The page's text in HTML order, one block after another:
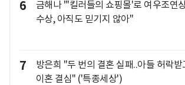
6
금해나 "'킬러들의 쇼핑몰'로 여우조연
수상, 아직도 믿기지 않아"
7
방은희 "두 번의 결혼 실패..아들 허락받
이혼 결심" ('특종세상')